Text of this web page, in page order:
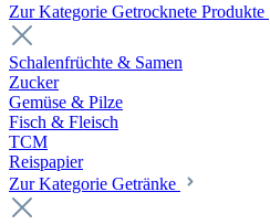
Zur Kategorie Getrocknete Produkte
Schalenfrüchte & Samen
Zucker
Gemüse & Pilze
Fisch & Fleisch
TCM
Reispapier
Zur Kategorie Getränke